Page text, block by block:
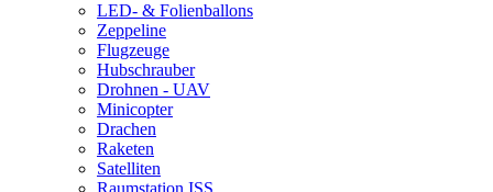
LED- & Folienballons
Zeppeline
Flugzeuge
Hubschrauber
Drohnen - UAV
Minicopter
Drachen
Raketen
Satelliten